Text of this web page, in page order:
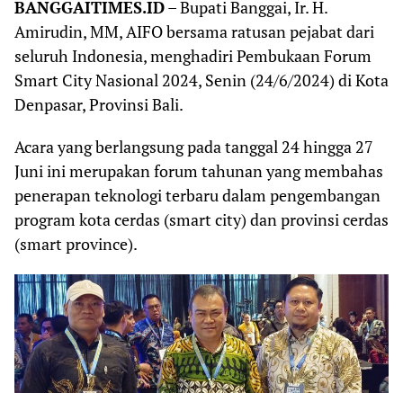
BANGGAITIMES.ID– Bupati Banggai, Ir. H.
Amirudin, MM, AIFO bersama ratusan pejabat dari
seluruh Indonesia, menghadiri Pembukaan Forum
Smart City Nasional 2024, Senin (24/6/2024) di Kota
Denpasar, Provinsi Bali.
Acara yang berlangsung pada tanggal 24 hingga 27
Juni ini merupakan forum tahunan yang membahas
penerapan teknologi terbaru dalam pengembangan
program kota cerdas (smart city) dan provinsi cerdas
(smart province).